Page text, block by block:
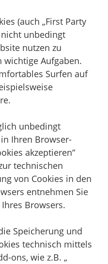
(auch „First Party
nicht unbedingt
nutzen zu
Aufgaben.
Surfen auf
unbedingt
Ihren Browser-
akzeptieren“
technischen
von Cookies in den
entnehmen Sie
Browsers.
Speicherung und
technisch mittels
ons, wie z.B. „